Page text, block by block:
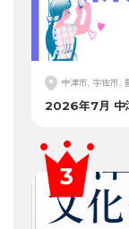
中津市, 宇佐市,
2026年7月 中